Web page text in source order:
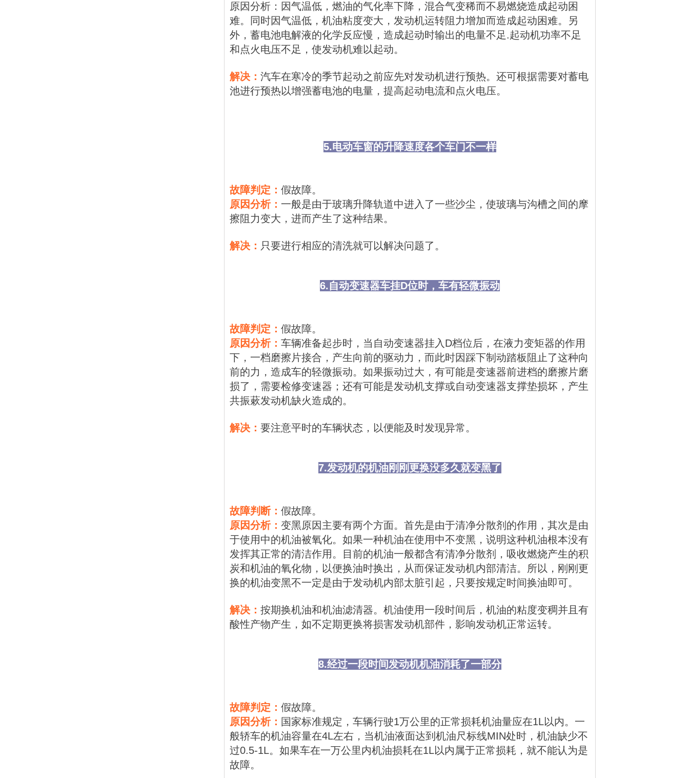
原因分析：因气温低，燃油的气化率下降，混合气变稀而不易燃烧造成起动困
难。同时因气温低，机油粘度变大，发动机运转阻力增加而造成起动困难。另
外，蓄电池电解液的化学反应慢，造成起动时输出的电量不足.起动机功率不足
和点火电压不足，使发动机难以起动。
解决： 汽车在寒冷的季节起动之前应先对发动机进行预热。还可根据需要对蓄电
池进行预热以增强蓄电池的电量，提高起动电流和点火电压。
5.电动车窗的升降速度各个车门不一样
故障判定： 假故障。
原因分析： 一般是由于玻璃升降轨道中进入了一些沙尘，使玻璃与沟槽之间的摩
擦阻力变大，进而产生了这种结果。
解决： 只要进行相应的清洗就可以解决问题了。
6.自动变速器车挂D位时，车有轻微振动
故障判定： 假故障。
原因分析： 车辆准备起步时，当自动变速器挂入D档位后，在液力变矩器的作用
下，一档磨擦片接合，产生向前的驱动力，而此时因踩下制动踏板阻止了这种向
前的力，造成车的轻微振动。如果振动过大，有可能是变速器前进档的磨擦片磨
损了，需要检修变速器；还有可能是发动机支撑或自动变速器支撑垫损坏，产生
共振蔌发动机缺火造成的。
解决： 要注意平时的车辆状态，以便能及时发现异常。
7.发动机的机油刚刚更换没多久就变黑了
故障判断： 假故障。
原因分析： 变黑原因主要有两个方面。首先是由于清净分散剂的作用，其次是由
于使用中的机油被氧化。如果一种机油在使用中不变黑，说明这种机油根本没有
发挥其正常的清洁作用。目前的机油一般都含有清净分散剂，吸收燃烧产生的积
炭和机油的氧化物，以便换油时换出，从而保证发动机内部清洁。所以，刚刚更
换的机油变黑不一定是由于发动机内部太脏引起，只要按规定时间换油即可。
解决： 按期换机油和机油滤清器。机油使用一段时间后，机油的粘度变稠并且有
酸性产物产生，如不定期更换将损害发动机部件，影响发动机正常运转。
8.经过一段时间发动机机油消耗了一部分
故障判定： 假故障。
原因分析： 国家标准规定，车辆行驶1万公里的正常损耗机油量应在1L以内。一
般轿车的机油容量在4L左右，当机油液面达到机油尺标线MIN处时，机油缺少不
过0.5-1L。如果车在一万公里内机油损耗在1L以内属于正常损耗，就不能认为是
故障。